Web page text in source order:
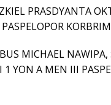
PRASDYANTA
MICHAEL NAWIPA,
YON A MEN III